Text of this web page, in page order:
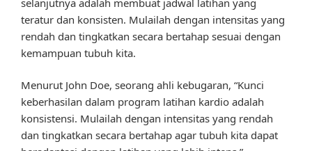
teratur dan konsisten. Mulailah dengan intensitas yang
rendah dan tingkatkan secara bertahap sesuai dengan
kemampuan tubuh kita.
Menurut John Doe, seorang ahli kebugaran, “Kunci
keberhasilan dalam program latihan kardio adalah
konsistensi. Mulailah dengan intensitas yang rendah
dan tingkatkan secara bertahap agar tubuh kita dapat